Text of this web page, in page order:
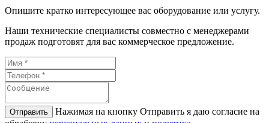
Опишите кратко интересующее вас оборудование или услугу.
Наши технические специалисты совместно с менеджерами
продаж подготовят для вас коммерческое предложение.
Отправить
Нажимая на кнопку Отправить я даю согласие на